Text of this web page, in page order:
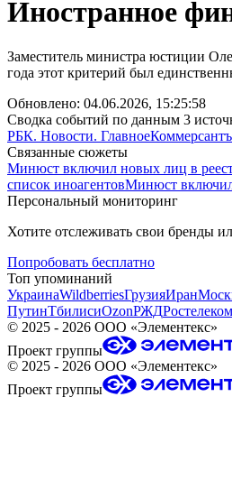
Иностранное
Заместитель министра юстиции
года этот критерий был
Обновлено: 04.06.2026, 15:25:58
Сводка событий по данным 3
РБК. Новости. ГлавноеКоммерсантъ
Связанные сюжеты
Минюст включил новых лиц в
список иноагентовМинюст включил
Персональный мониторинг
Хотите отслеживать свои бренды
Попробовать бесплатно
Топ упоминаний
УкраинаWildberriesГрузияИран
ПутинТбилисиOzonРЖДРостелеком
© 2025 - 2026 ООО «Элементекс»
Проект группы
© 2025 - 2026 ООО «Элементекс»
Проект группы